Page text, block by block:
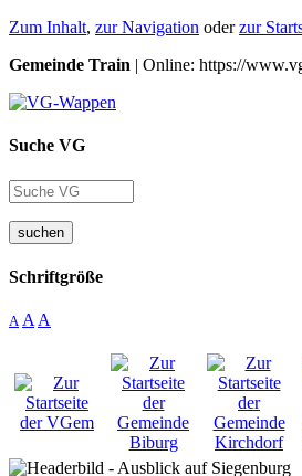
Zum Inhalt, zur Navigation oderzur
Gemeinde Train | Online: https://
Suche VG
suchen
Schriftgröße
A A A